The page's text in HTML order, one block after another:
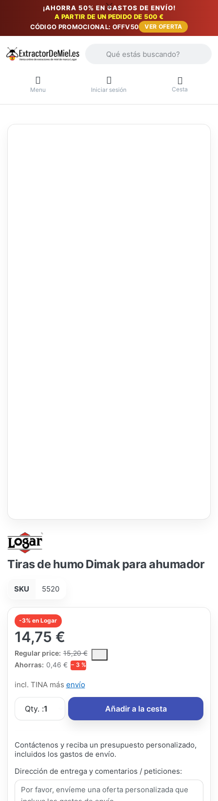
¡AHORRA 50% EN GASTOS DE ENVÍO!
A PARTIR DE UN PEDIDO DE 500 €
CÓDIGO PROMOCIONAL: OFFV50
VER OFERTA
Menu Iniciar sesión Cesta
Tiras de humo Dimak para ahumador
SKU 5520
-3% en Logar
14,75 €
Regular price: 15,20 €
The Regular Price is the median selling price paid by
Ahorras: 0,46 € − 3 %
incl. TINA más envío
Qty. :1 Añadir a la cesta
Contáctenos y reciba un presupuesto personalizado,
incluidos los gastos de envío.
Dirección de entrega y comentarios / peticiones: